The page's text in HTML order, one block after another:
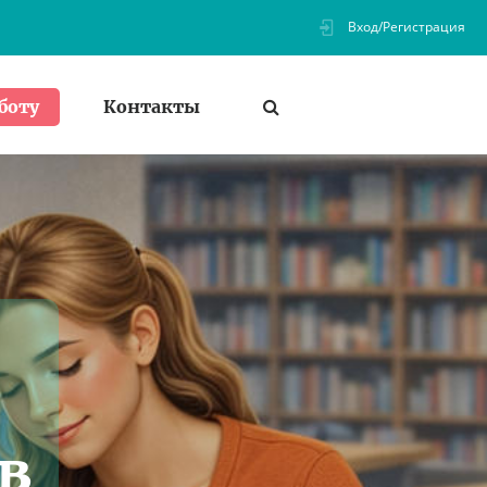
Вход/Регистрация
Контакты